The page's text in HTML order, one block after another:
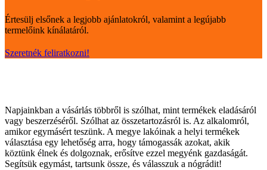
Értesülj elsőnek a legjobb ajánlatokról, valamint a legújabb
termelőink kínálatáról.
Szeretnék feliratkozni!
Napjainkban a vásárlás többről is szólhat, mint termékek eladásáról
vagy beszerzéséről. Szólhat az összetartozásról is. Az alkalomról,
amikor egymásért teszünk. A megye lakóinak a helyi termékek
választása egy lehetőség arra, hogy támogassák azokat, akik
köztünk élnek és dolgoznak, erősítve ezzel megyénk gazdaságát.
Segítsük egymást, tartsunk össze, és válasszuk a nógrádit!